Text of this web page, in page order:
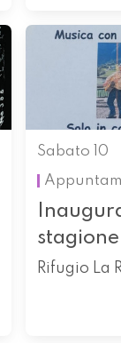
Sabato 10
Rifugio La